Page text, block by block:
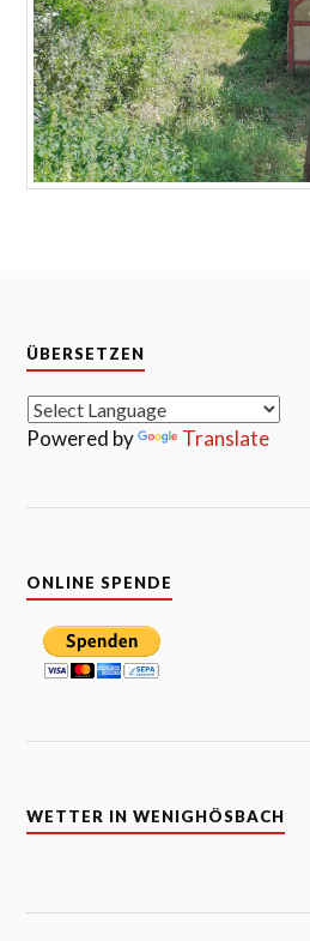
ÜBERSETZEN
Powered by Translate
ONLINE SPENDE
WETTER IN WENIGHÖSBACH